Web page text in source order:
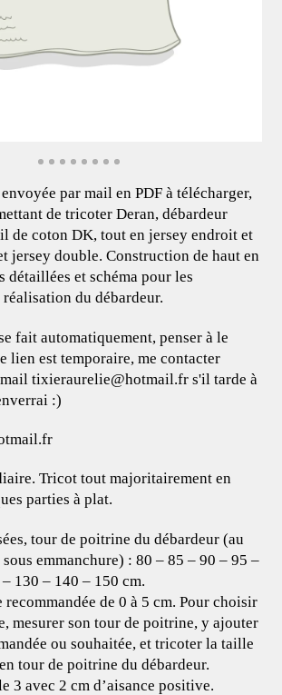
par mail en PDF à télécharger,
de tricoter Deran, débardeur
de coton DK, tout en jersey endroit et
jersey double. Construction de haut en
détaillées et schéma pour les
du débardeur.
fait automatiquement, penser à le
lien est temporaire, me contacter
mailtixieraurelie@hotmail.fr s'il tarde à
:)
Tricot tout majoritairement en
parties à plat.
tour de poitrine du débardeur (au
emmanchure) : 80 – 85 – 90 – 95 –
130 – 140 – 150 cm.
de 0 à 5 cm. Pour choisir
mesurer son tour de poitrine, y ajouter
ou souhaitée, et tricoter la taille
tour de poitrine du débardeur.
3 avec 2 cm d’aisance positive.